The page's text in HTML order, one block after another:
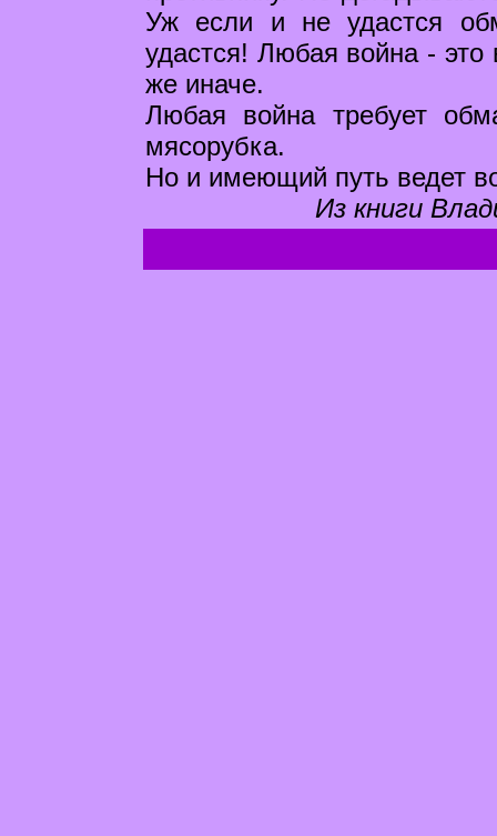
Уж если и не удастся
удастся! Любая война - это
же иначе.
Любая война требует
мясорубка.
Но и имеющий путь ведет
Из книги